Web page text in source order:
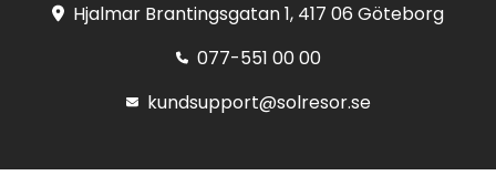
Hjalmar Brantingsgatan 1, 417 06 Göteborg
077-551 00 00
kundsupport@solresor.se